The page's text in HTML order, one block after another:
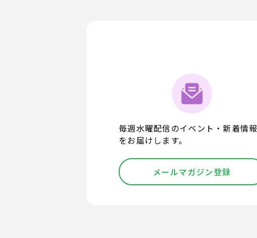
毎週水曜配信のイベント・新着情報
をお届けします。
メールマガジン登録